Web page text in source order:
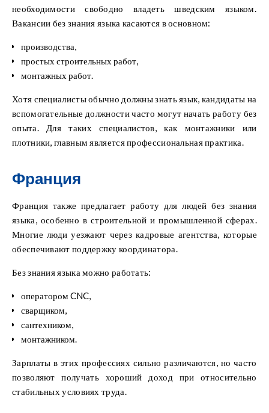
необходимости свободно владеть шведским языком.
Вакансии без знания языка касаются в основном:
производства,
простых строительных работ,
монтажных работ.
Хотя специалисты обычно должны знать язык, кандидаты на
вспомогательные должности часто могут начать работу без
опыта. Для таких специалистов, как монтажники или
плотники, главным является профессиональная практика.
Франция
Франция также предлагает работу для людей без знания
языка, особенно в строительной и промышленной сферах.
Многие люди уезжают через кадровые агентства, которые
обеспечивают поддержку координатора.
Без знания языка можно работать:
оператором CNC,
сварщиком,
сантехником,
монтажником.
Зарплаты в этих профессиях сильно различаются, но часто
позволяют получать хороший доход при относительно
стабильных условиях труда.